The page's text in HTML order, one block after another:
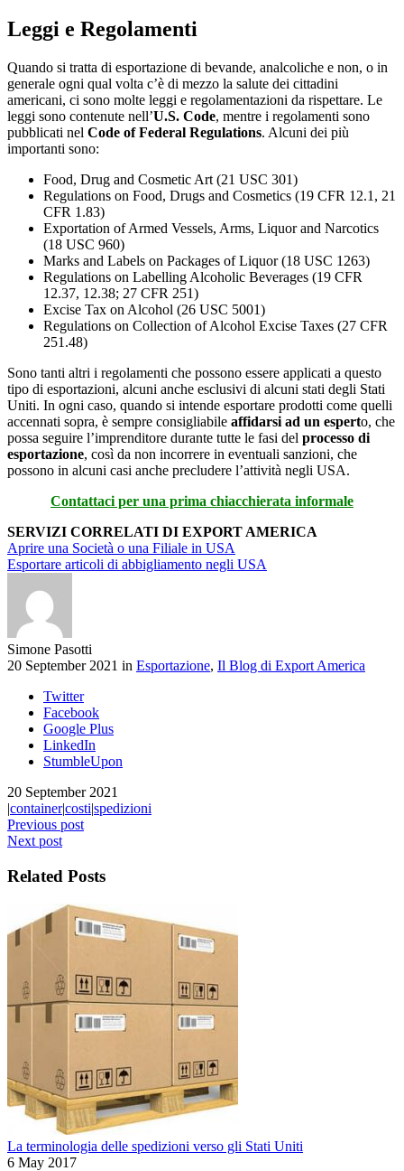
Leggi e Regolamenti
Quando si tratta di esportazione di bevande, analcoliche e non, o in
generale ogni qual volta c’è di mezzo la salute dei cittadini
americani, ci sono molte leggi e regolamentazioni da rispettare. Le
leggi sono contenute nell’U.S. Code, mentre i regolamenti sono
pubblicati nel Code of Federal Regulations. Alcuni dei più
importanti sono:
Food, Drug and Cosmetic Art (21 USC 301)
Regulations on Food, Drugs and Cosmetics (19 CFR 12.1, 21
CFR 1.83)
Exportation of Armed Vessels, Arms, Liquor and Narcotics
(18 USC 960)
Marks and Labels on Packages of Liquor (18 USC 1263)
Regulations on Labelling Alcoholic Beverages (19 CFR
12.37, 12.38; 27 CFR 251)
Excise Tax on Alcohol (26 USC 5001)
Regulations on Collection of Alcohol Excise Taxes (27 CFR
251.48)
Sono tanti altri i regolamenti che possono essere applicati a questo
tipo di esportazioni, alcuni anche esclusivi di alcuni stati degli Stati
Uniti. In ogni caso, quando si intende esportare prodotti come quelli
accennati sopra, è sempre consigliabile affidarsi ad un esperto, che
possa seguire l’imprenditore durante tutte le fasi del processo di
esportazione, così da non incorrere in eventuali sanzioni, che
possono in alcuni casi anche precludere l’attività negli USA.
Contattaci per una prima chiacchierata informale
SERVIZI CORRELATI DI EXPORT AMERICA
Aprire una Società o una Filiale in USA
Esportare articoli di abbigliamento negli USA
Simone Pasotti
20 September 2021 in Esportazione, Il Blog di Export America
Twitter
Facebook
Google Plus
LinkedIn
StumbleUpon
20 September 2021
|container|costi|spedizioni
Previous post
Next post
Related Posts
La terminologia delle spedizioni verso gli Stati Uniti
6 May 2017